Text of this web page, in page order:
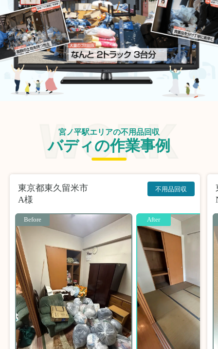
宮ノ平駅エリアの不用品回収
バディの作業事例
東京都東久留米市
A様
不用品回収
Before After